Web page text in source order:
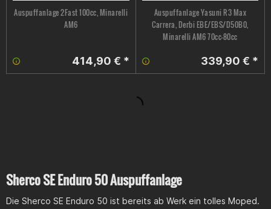
Auspuffanlage 2Fast 100cc, Minarelli
AM6
414,90 € *
Auspuffanlage Yasuni R3 Max
Carrera, Derbi EBE/EBS/D50B0,
Minarelli AM6 70cc-80cc
339,90 € *
Sherco SE Enduro 50 Auspuffanlage
Die Sherco SE Enduro 50 ist bereits ab Werk ein tolles Moped.